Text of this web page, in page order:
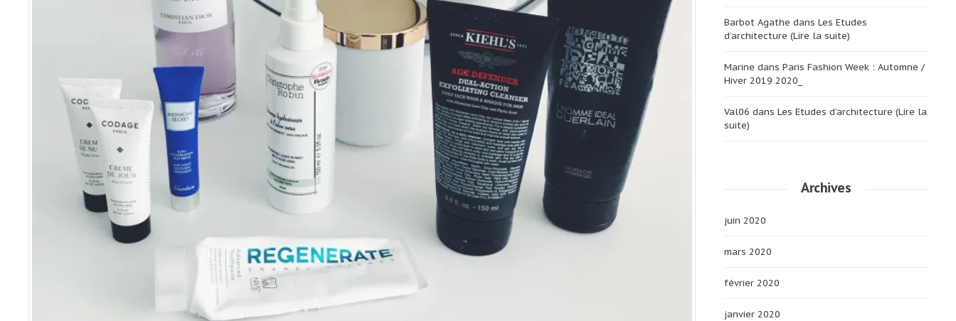
Barbot Agathe dans Les Etudes
d’architecture (Lire la suite)
Marine dans Paris Fashion Week : Automne /
Hiver 2019 2020_
Val06 dans Les Etudes d’architecture (Lire la
suite)
Archives
juin 2020
mars 2020
février 2020
janvier 2020